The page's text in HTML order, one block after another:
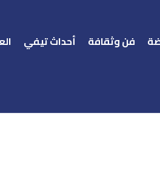
فن وثقافة أحداث تيفي